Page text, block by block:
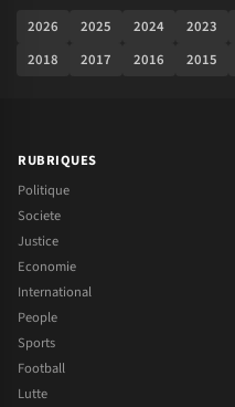
2026 2025 2024 2023
2018
2017 2016 2015
RUBRIQUES
Politique
Societe
Justice
Economie
International
People
Sports
Football
Lutte